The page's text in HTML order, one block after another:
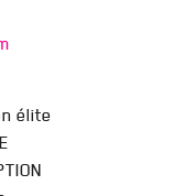
élite